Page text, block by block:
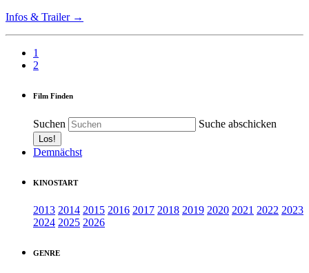
Infos & Trailer →
1
2
Film Finden
Suchen Suche abschicken
Demnächst
KINOSTART
2013 2014 2015 2016 2017 2018 2019 2020 2021 2022 2023
2024 2025 2026
GENRE